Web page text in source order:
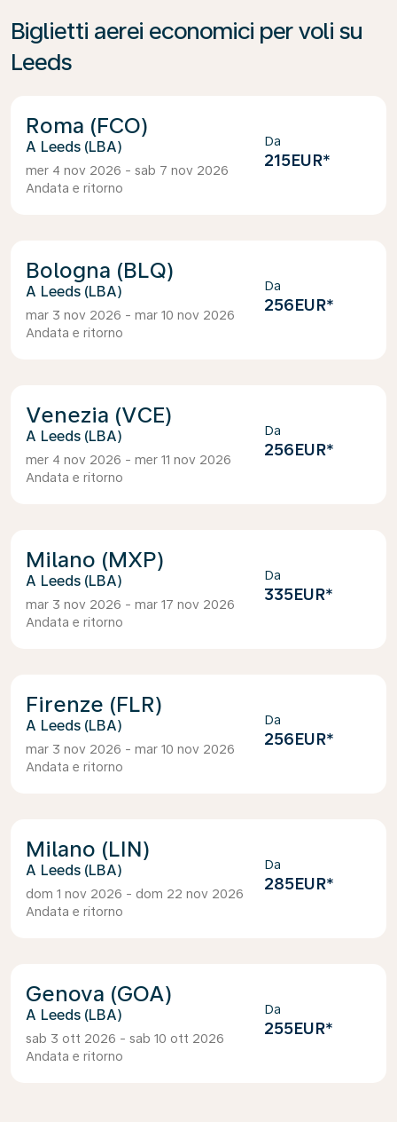
Biglietti aerei economici per voli su
Leeds
Roma (FCO)
Leeds (LBA)
mer 4 nov 2026 - sab 7 nov 2026
Andata e ritorno
Da
215EUR*
Bologna (BLQ)
Leeds (LBA)
mar 3 nov 2026 - mar 10 nov 2026
Andata e ritorno
Da
256EUR*
Venezia (VCE)
Leeds (LBA)
mer 4 nov 2026 - mer 11 nov 2026
Andata e ritorno
Da
256EUR*
Milano (MXP)
Leeds (LBA)
mar 3 nov 2026 - mar 17 nov 2026
Andata e ritorno
Da
335EUR*
Firenze (FLR)
Leeds (LBA)
mar 3 nov 2026 - mar 10 nov 2026
Andata e ritorno
Da
256EUR*
Milano (LIN)
Leeds (LBA)
dom 1 nov 2026 - dom 22 nov 2026
Andata e ritorno
Da
285EUR*
Genova (GOA)
Leeds (LBA)
sab 3 ott 2026 - sab 10 ott 2026
Andata e ritorno
Da
255EUR*